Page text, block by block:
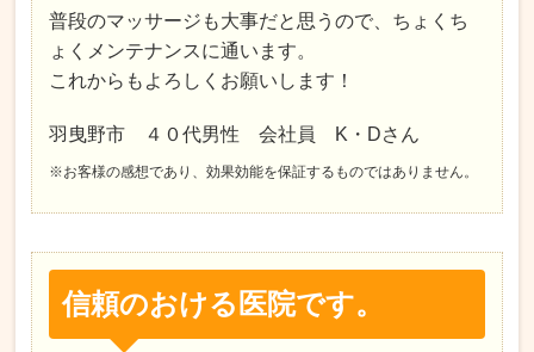
普段のマッサージも大事だと思うので、ちょくち
ょくメンテナンスに通います。
これからもよろしくお願いします！
羽曳野市 ４０代男性 会社員 K・Dさん
※お客様の感想であり、効果効能を保証するものではありません。
信頼のおける医院です。